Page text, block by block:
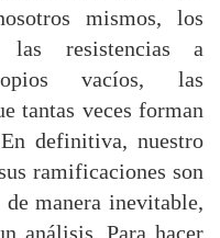
mismos, los
las resistencias a
vacíos, las
tantas veces forman
definitiva, nuestro
ramificaciones son
de manera inevitable,
análisis. Para hacer